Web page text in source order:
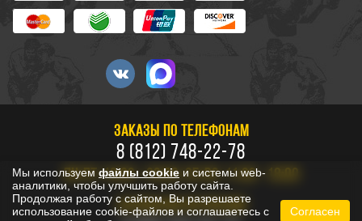
ЗАКАЗЫ ПО ТЕЛЕФОНАМ
8 (812) 748-22-78
ПН-ПТ: 10:00 - 20:00, СБ-ВС: 11:00 - 18:00
БЕСПЛАТНО ПО РОССИИ
Мы используем файлы cookie и системы web-
аналитики, чтобы улучшить работу сайта.
Продолжая работу с сайтом, Вы разрешаете
использование cookie-файлов и соглашаетесь с
Согласен